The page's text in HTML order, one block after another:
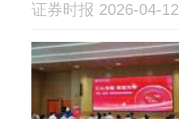
证券时报 2026-04-12